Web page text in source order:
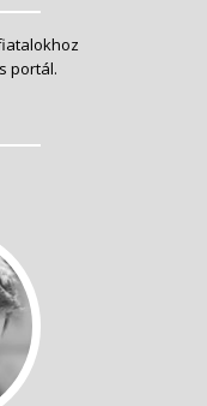
portál.